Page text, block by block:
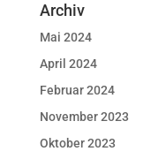
Archiv
Mai 2024
April 2024
Februar 2024
November 2023
Oktober 2023